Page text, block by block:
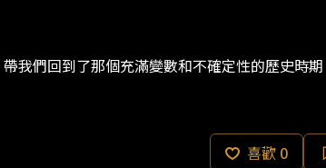
我們回到了那個充滿變數和不確定性的歷史時
喜歡 0